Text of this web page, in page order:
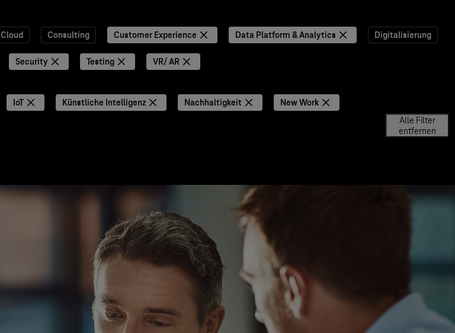
Cloud Consulting Customer Experience Data Platform & Analytics Digitalisierung
Security Testing VR/ AR
IoT Künstliche Intelligenz Nachhaltigkeit New Work
Alle Filter
entfernen